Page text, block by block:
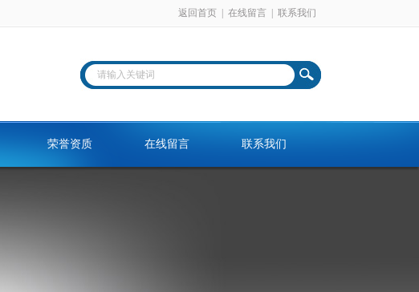
返回首页 在线留言 联系我们
荣誉资质 在线留言 联系我们